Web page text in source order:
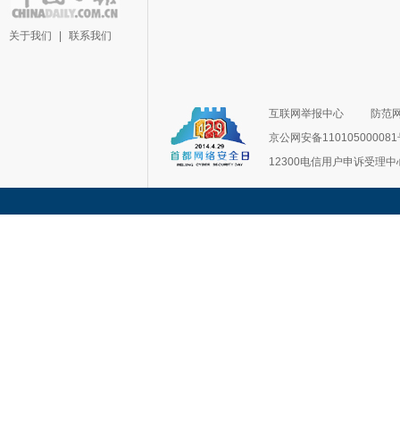
关于我们 联系我们
互联网举报中心
防范
京公网安备110105000081
12300电信用户申诉受理中